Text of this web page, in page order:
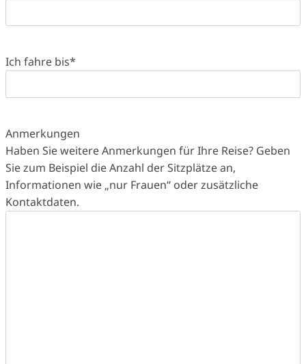
Ich fahre bis*
Anmerkungen
Haben Sie weitere Anmerkungen für Ihre Reise? Geben
Sie zum Beispiel die Anzahl der Sitzplätze an,
Informationen wie „nur Frauen“ oder zusätzliche
Kontaktdaten.